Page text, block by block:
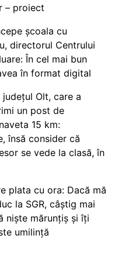
– proiect
școala cu
directorul Centrului
În cel mai bun
în format digital
Olt, care a
un post de
15 km:
însă consider că
se vede la clasă, în
plata cu ora: Dacă mă
la SGR, câștig mai
niște mărunțiș și îți
umilință